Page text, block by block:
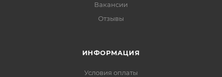
Вакансии
Отзывы
ИНФОРМАЦИЯ
Условия оплаты